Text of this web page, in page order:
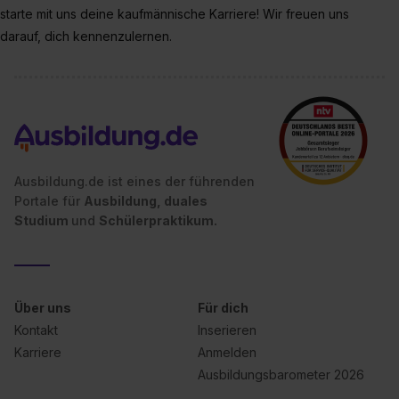
zur Übermittlung deiner Daten in die USA (Art. 49 Abs. 1
S. 1 lit. a) DS-GVO). Die USA verfügen über kein
Wirkung für die Zukunft ganz oder teilweise über unsere
Datenschutzerklärung unter dem Punkt „Datenschutz-
Einstellungen“ widerrufen. Weitere Informationen zu den
einzelnen Cookies findest du durch Klick auf „Details
zeigen“. Weitere Informationen:Datenschutzerklärung
Impressum.
starte mit uns deine kaufmännische Karriere! Wir freuen uns
darauf, dich kennenzulernen.
Ausbildung.de ist eines der führenden
Portale für Ausbildung, duales
Studium und Schülerpraktikum.
Über uns
Kontakt
Karriere
Für dich
Inserieren
Anmelden
Ausbildungsbarometer 2026